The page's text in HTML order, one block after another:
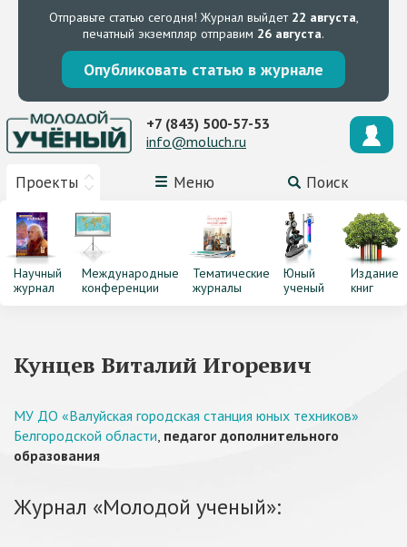
Отправьте статью сегодня! Журнал выйдет 22 августа,
печатный экземпляр отправим 26 августа.
Опубликовать статью в журнале
Проекты Меню Поиск
+7 (843) 500-57-53
info@moluch.ru
Научный
журнал
Международные
конференции
Тематические
журналы
Юный
ученый
Издание
книг
Кунцев Виталий Игоревич
МУ ДО «Валуйская городская станция юных техников»
Белгородской области, педагог дополнительного
образования
Журнал «Молодой ученый»: